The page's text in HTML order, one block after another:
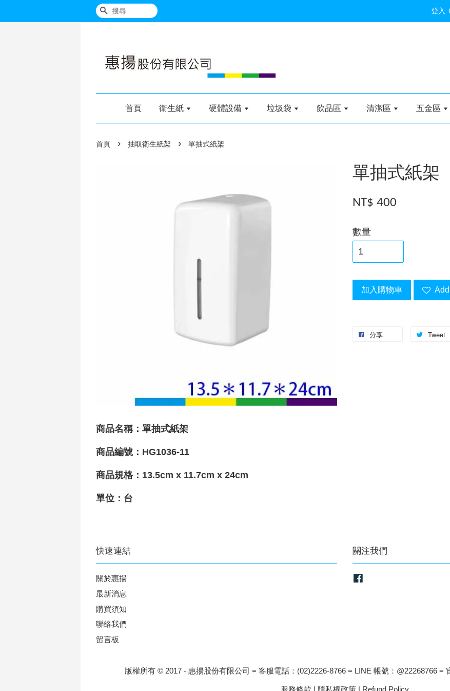
搜尋 登入
首頁 衛生紙 硬體設備 垃圾袋 飲品區 清潔區 五金區
首頁 › 抽取衛生紙架 › 單抽式紙架
單抽式紙架
NT$ 400
數量
加入購物車
分享 Tweet
商品名稱：單抽式紙架
商品編號：HG1036-11
商品規格：13.5cm x 11.7cm x 24cm
單位：台
快速連結
關於惠揚
最新消息
購買須知
聯絡我們
留言板
關注我們
版權所有 © 2017 - 惠揚股份有限公司 = 客服電話：(02)2226-8766 = LINE 帳號：@22268766 =
服務條款 | 隱私權政策 | Refund Policy